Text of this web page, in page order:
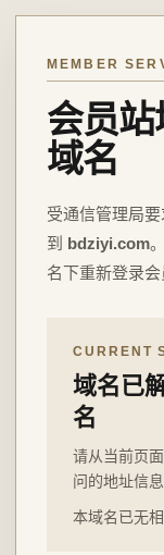
MEMBER
会员
域名
受通信管理局
到 bdziyi.com
名下重新登录会
CURRENT
域名已
名
请从当前页
问的地址信息
本域名已无